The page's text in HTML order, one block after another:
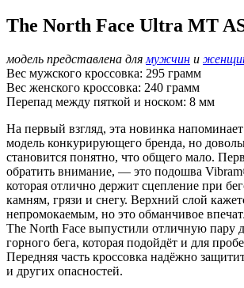
The North Face Ultra MT
модель представлена для мужчин и
Вес мужского кроссовка: 295 грамм
Вес женского кроссовка: 240 грамм
Перепад между пяткой и носком: 8 мм
На первый взгляд, эта новинка
модель конкурирующего бренда, но
становится понятно, что общего мало.
обратить внимание, — это подошва
которая отлично держит сцепление при
камням, грязи и снегу. Верхний слой
непромокаемым, но это обманчивое
The North Face выпустили отличную пару
горного бега, которая подойдёт и для
Передняя часть кроссовка надёжно
и других опасностей.